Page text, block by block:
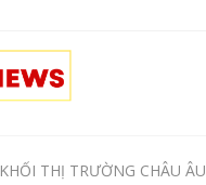
KHỐI THỊ TRƯỜNG CHÂU ÂU